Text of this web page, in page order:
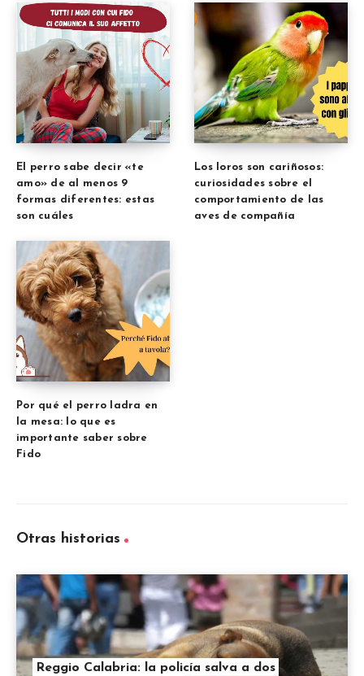
El perro sabe decir «te
amo» de al menos 9
formas diferentes: estas
son cuáles
Los loros son cariñosos:
curiosidades sobre el
comportamiento de las
aves de compañía
Por qué el perro ladra en
la mesa: lo que es
importante saber sobre
Fido
Otras historias
Reggio Calabria: la policía salva a dos